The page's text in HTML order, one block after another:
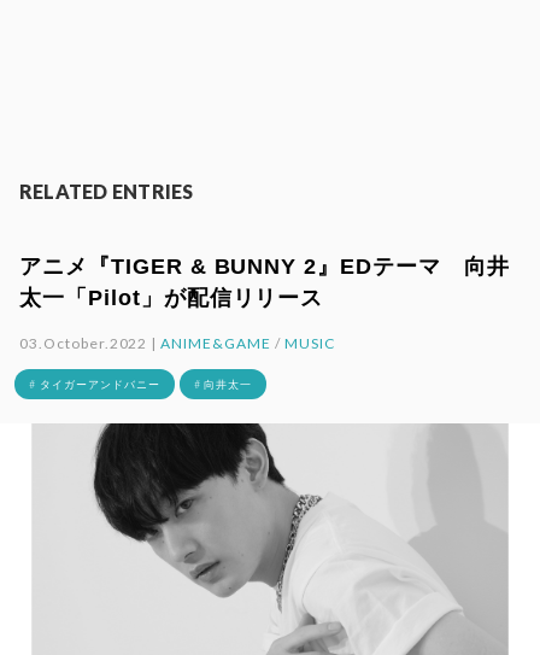
RELATED ENTRIES
アニメ『TIGER & BUNNY 2』EDテーマ 向井
太一「Pilot」が配信リリース
03.October.2022 |ANIME&GAME / MUSIC
# タイガーアンドバニー # 向井太一